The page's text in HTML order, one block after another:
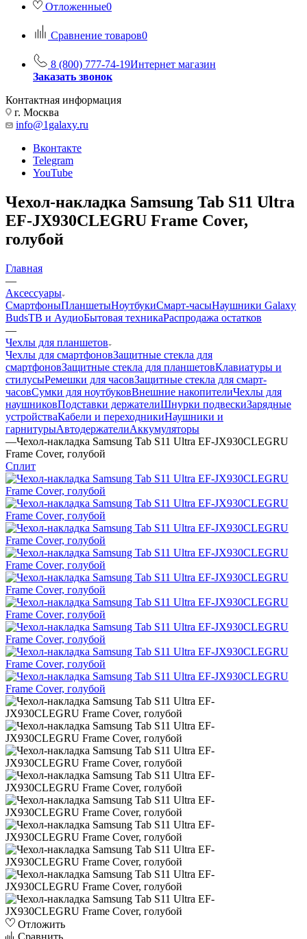
Отложенные0
Сравнение товаров0
8 (800) 777-74-19Интернет магазин
Заказать звонок
Контактная информация
г. Москва
info@1galaxy.ru
Вконтакте
Telegram
YouTube
Чехол-накладка Samsung Tab S11 Ultra
EF-JX930CLEGRU Frame Cover,
голубой
Главная
—
Аксессуары
СмартфоныПланшетыНоутбукиСмарт-часыНаушники Galaxy
BudsТВ и АудиоБытовая техникаРаспродажа остатков
—
Чехлы для планшетов
Чехлы для смартфоновЗащитные стекла для
смартфоновЗащитные стекла для планшетовКлавиатуры и
стилусыРемешки для часовЗащитные стекла для смарт-
часовСумки для ноутбуковВнешние накопителиЧехлы для
наушниковПодставки держателиШнурки подвескиЗарядные
устройстваКабели и переходникиНаушники и
гарнитурыАвтодержателиАккумуляторы
—Чехол-накладка Samsung Tab S11 Ultra EF-JX930CLEGRU
Frame Cover, голубой
Сплит
Отложить
Сравнить